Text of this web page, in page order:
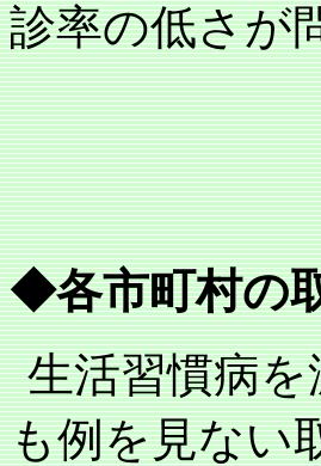
診率の低さが
◆各市町村の
生活習慣病
も例を見ない